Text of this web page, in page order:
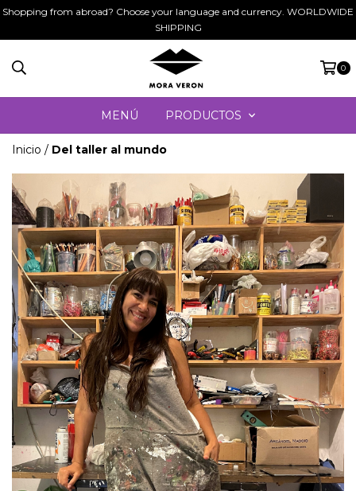
Shopping from abroad? Choose your language and currency. WORLDWIDE
SHIPPING
0
MENÚ PRODUCTOS
Inicio / Del taller al mundo